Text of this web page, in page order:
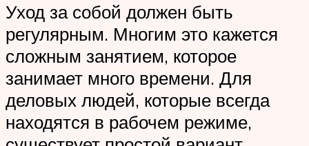
Уход за собой должен быть
регулярным. Многим это кажется
сложным занятием, которое
занимает много времени. Для
деловых людей, которые всегда
находятся в рабочем режиме,